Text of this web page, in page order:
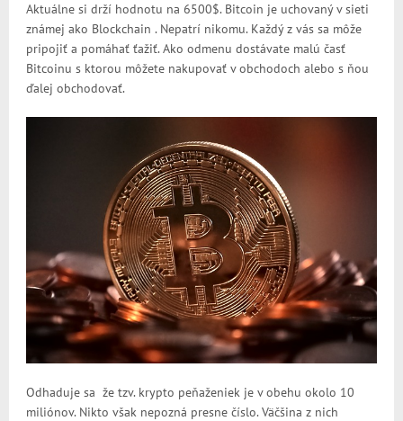
Aktuálne si drží hodnotu na 6500$. Bitcoin je uchovaný v sieti
známej ako Blockchain . Nepatrí nikomu. Každý z vás sa môže
pripojiť a pomáhať ťažiť. Ako odmenu dostávate malú časť
Bitcoinu s ktorou môžete nakupovať v obchodoch alebo s ňou
ďalej obchodovať.
Odhaduje sa že tzv. krypto peňaženiek je v obehu okolo 10
miliónov. Nikto však nepozná presne číslo. Väčšina z nich